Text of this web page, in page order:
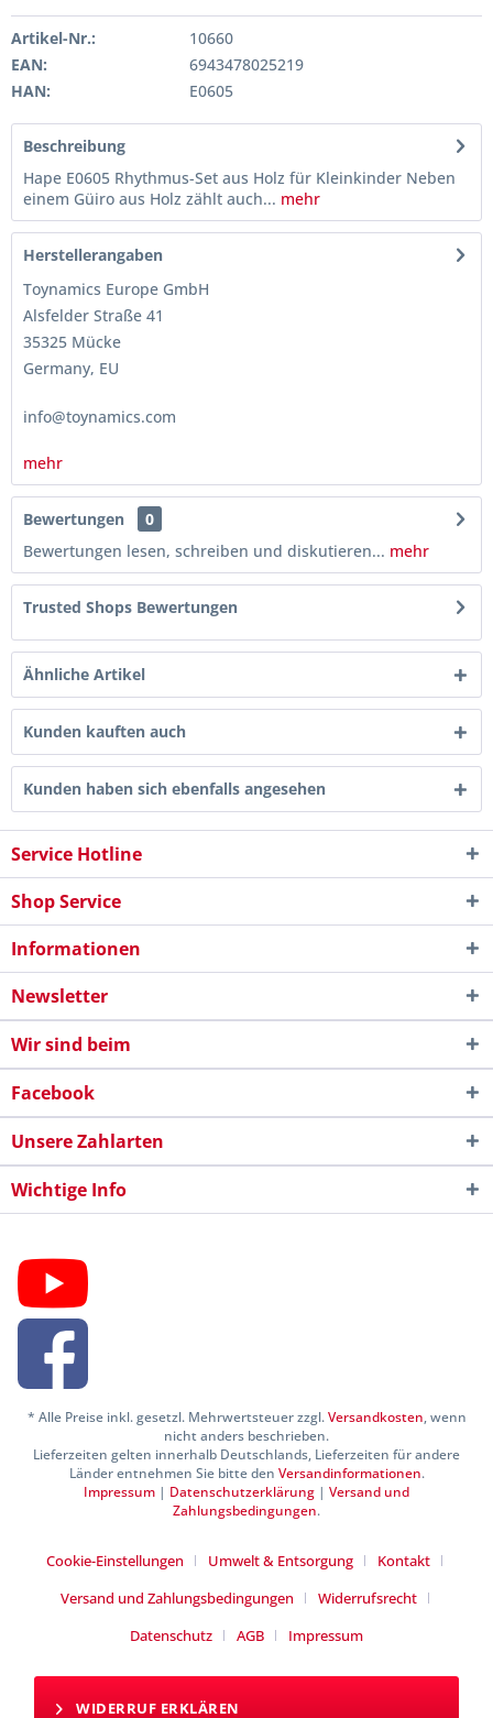
Artikel-Nr.:
10660
EAN:
6943478025219
HAN:
E0605
Beschreibung
Hape E0605 Rhythmus-Set aus Holz für Kleinkinder Neben
einem Güiro aus Holz zählt auch... mehr
Herstellerangaben
Toynamics Europe GmbH
Alsfelder Straße 41
35325 Mücke
Germany, EU
info@toynamics.com
mehr
Bewertungen
0
Bewertungen lesen, schreiben und diskutieren... mehr
Trusted Shops Bewertungen
Ähnliche Artikel
Kunden kauften auch
Kunden haben sich ebenfalls angesehen
Service Hotline
Shop Service
Informationen
Newsletter
Wir sind beim
Facebook
Unsere Zahlarten
Wichtige Info
* Alle Preise inkl. gesetzl. Mehrwertsteuer zzgl.Versandkosten, wenn
nicht anders beschrieben.
Lieferzeiten gelten innerhalb Deutschlands, Lieferzeiten für andere
Länder entnehmen Sie bitte den Versandinformationen.
Impressum | Datenschutzerklärung | Versand und
Zahlungsbedingungen.
Cookie-Einstellungen Umwelt & Entsorgung
Kontakt
Versand und Zahlungsbedingungen
Widerrufsrecht
Datenschutz
AGB Impressum
WIDERRUF ERKLÄREN